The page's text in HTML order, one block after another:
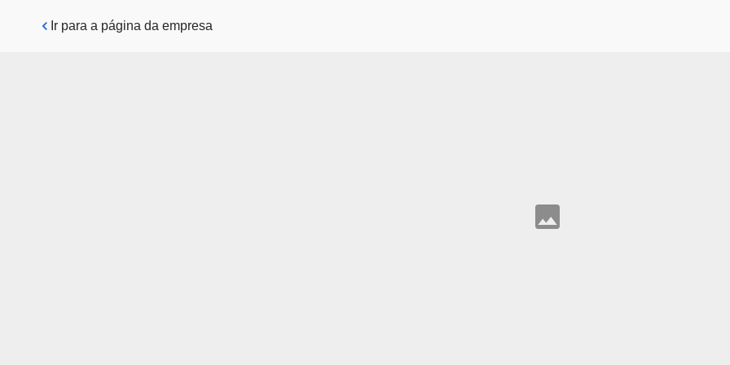
Pular para o conteúdo principal
Ir para a página da empresa